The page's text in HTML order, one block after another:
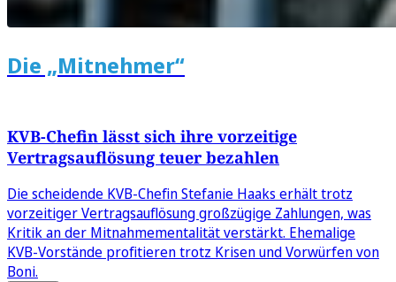
Die „Mitnehmer“
KVB-Chefin lässt sich ihre vorzeitige
Vertragsauflösung teuer bezahlen
Die scheidende KVB-Chefin Stefanie Haaks erhält trotz
vorzeitiger Vertragsauflösung großzügige Zahlungen, was
Kritik an der Mitnahmementalität verstärkt. Ehemalige
KVB-Vorstände profitieren trotz Krisen und Vorwürfen von
Boni.